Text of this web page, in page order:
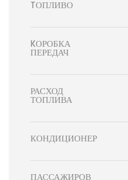
TОПЛИВО
KОРОБКА
ПЕРЕДАЧ
РАСХОД
ТОПЛИВА
КОНДИЦИОНЕР